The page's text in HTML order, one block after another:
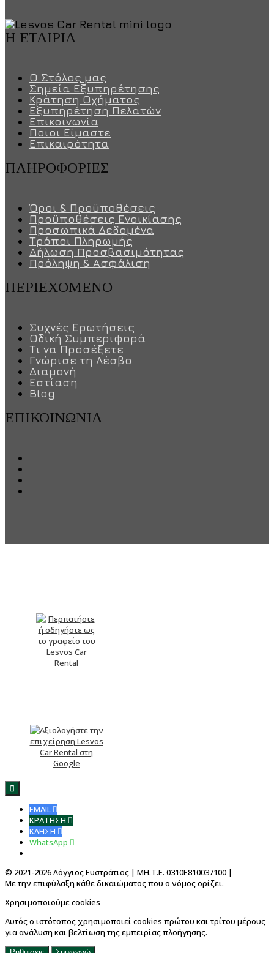
Η ΕΤΑΙΡΊΑ
Ο Στόλος μας
Σημεία Εξυπηρέτησης
Κράτηση Οχήματος
Εξυπηρέτηση Πελατών
Επικοινωνία
Ποιοι Είμαστε
Επικαιρότητα
ΠΛΗΡΟΦΟΡΊΕΣ
Όροι & Προϋποθέσεις
Προϋποθέσεις Ενοικίασης
Προσωπικά Δεδομένα
Τρόποι Πληρωμής
Δήλωση Προσβασιμότητας
Πρόληψη & Ασφάλιση
ΠΕΡΙΕΧΌΜΕΝΟ
Συχνές Ερωτήσεις
Οδική Συμπεριφορά
Τι να Προσέξετε
Γνώρισε τη Λέσβο
Διαμονή
Εστίαση
Blog
ΕΠΙΚΟΙΝΩΝΊΑ

EMAIL 
ΚΡΑΤΗΣΗ 
ΚΛΗΣΗ 
WhatsApp 
© 2021-2026 Λόγγιος Ευστράτιος | ΜΗ.Τ.Ε. 0310E810037100 |
Με την επιφύλαξη κάθε δικαιώματος που ο νόμος ορίζει.
Χρησιμοποιούμε cookies
Αυτός ο ιστότοπος χρησιμοποιεί cookies πρώτου και τρίτου μέρους
για ανάλυση και βελτίωση της εμπειρίας πλοήγησης.